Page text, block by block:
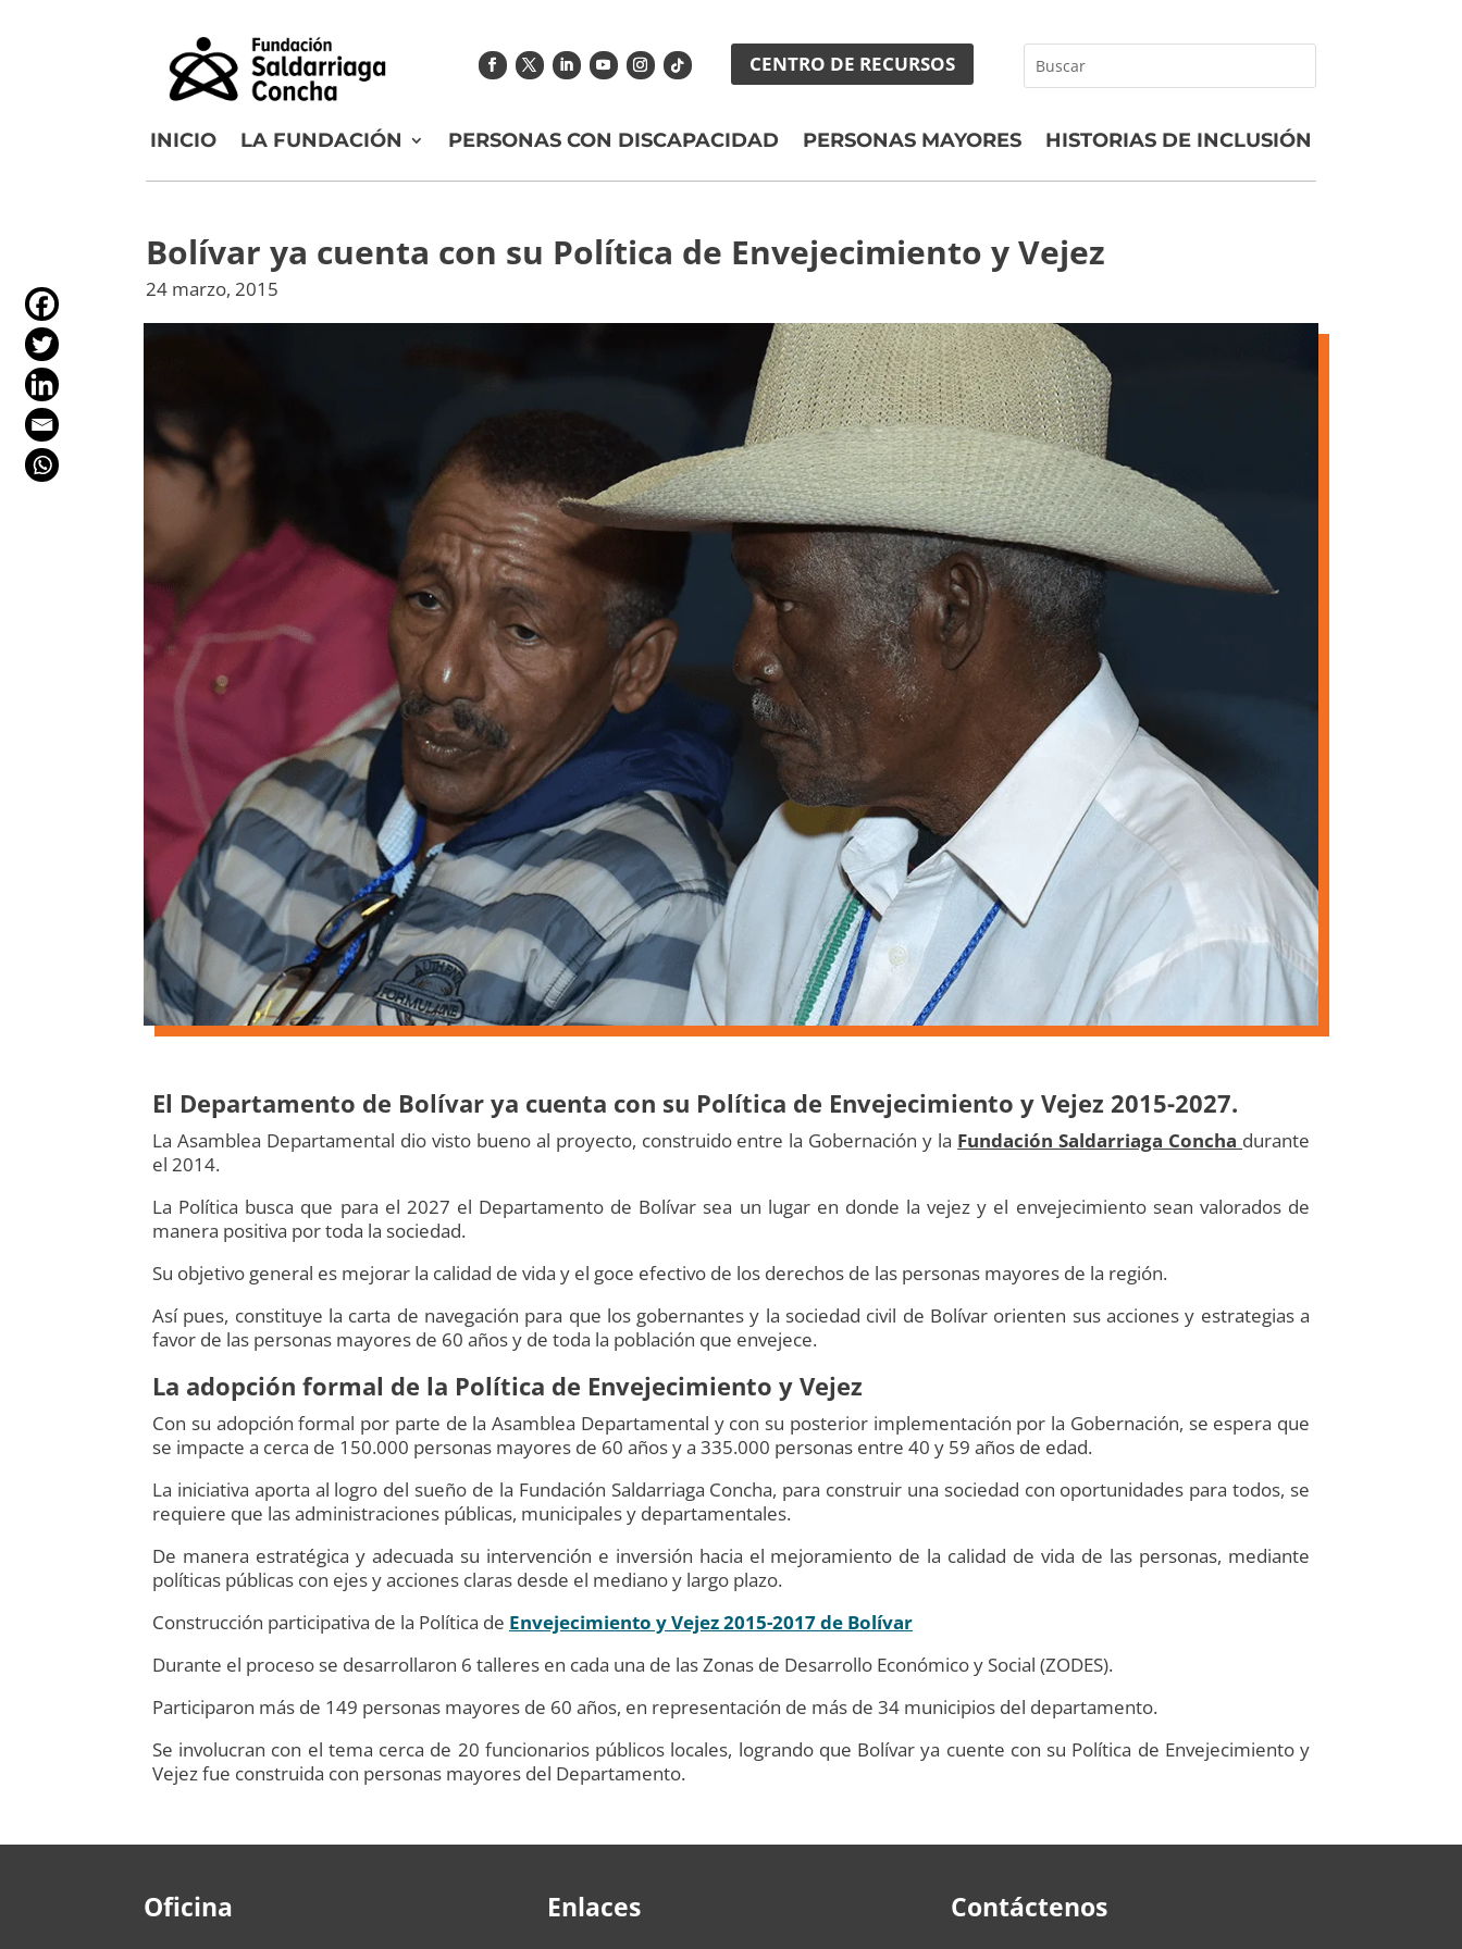
CENTRO DE RECURSOS Buscar
INICIO LA FUNDACIÓN PERSONAS CON DISCAPACIDAD PERSONAS MAYORES HISTORIAS DE INCLUSIÓN
Bolívar ya cuenta con su Política de Envejecimiento y Vejez
24 marzo, 2015
El Departamento de Bolívar ya cuenta con su Política de Envejecimiento y Vejez 2015-2027.
La Asamblea Departamental dio visto bueno al proyecto, construido entre la Gobernación y la Fundación Saldarriaga Concha durante
el 2014.
La Política busca que para el 2027 el Departamento de Bolívar sea un lugar en donde la vejez y el envejecimiento sean valorados de
manera positiva por toda la sociedad.
Su objetivo general es mejorar la calidad de vida y el goce efectivo de los derechos de las personas mayores de la región.
Así pues, constituye la carta de navegación para que los gobernantes y la sociedad civil de Bolívar orienten sus acciones y estrategias a
favor de las personas mayores de 60 años y de toda la población que envejece.
La adopción formal de la Política de Envejecimiento y Vejez
Con su adopción formal por parte de la Asamblea Departamental y con su posterior implementación por la Gobernación, se espera que
se impacte a cerca de 150.000 personas mayores de 60 años y a 335.000 personas entre 40 y 59 años de edad.
La iniciativa aporta al logro del sueño de la Fundación Saldarriaga Concha, para construir una sociedad con oportunidades para todos, se
requiere que las administraciones públicas, municipales y departamentales.
De manera estratégica y adecuada su intervención e inversión hacia el mejoramiento de la calidad de vida de las personas, mediante
políticas públicas con ejes y acciones claras desde el mediano y largo plazo.
Construcción participativa de la Política de Envejecimiento y Vejez 2015-2017 de Bolívar
Durante el proceso se desarrollaron 6 talleres en cada una de las Zonas de Desarrollo Económico y Social (ZODES).
Participaron más de 149 personas mayores de 60 años, en representación de más de 34 municipios del departamento.
Se involucran con el tema cerca de 20 funcionarios públicos locales, logrando que Bolívar ya cuente con su Política de Envejecimiento y
Vejez fue construida con personas mayores del Departamento.
Oficina Enlaces Contáctenos